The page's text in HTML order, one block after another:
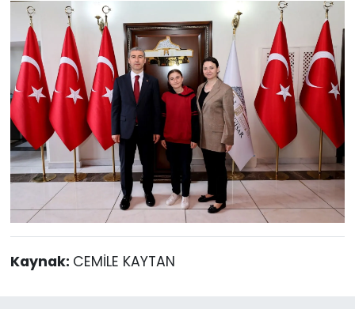
Kaynak: CEMİLE KAYTAN